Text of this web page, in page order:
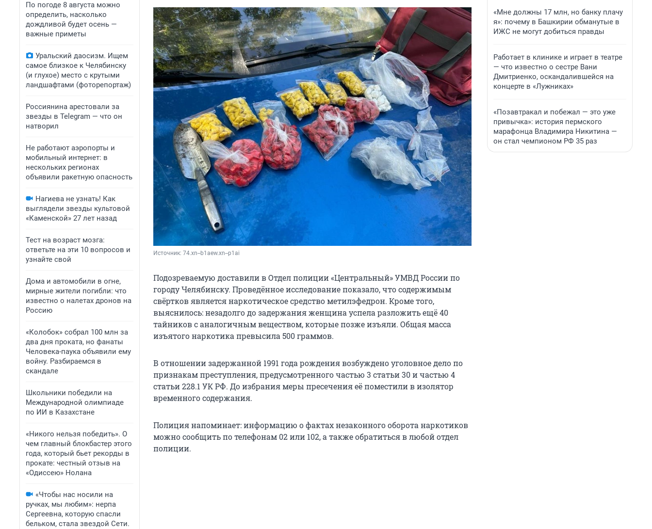
По погоде 8 августа можно
определить, насколько
дождливой будет осень —
важные приметы
Уральский даосизм. Ищем
самое близкое к Челябинску
(и глухое) место с крутыми
ландшафтами (фоторепортаж)
Россиянина арестовали за
звезды в Telegram — что он
натворил
Не работают аэропорты и
мобильный интернет: в
нескольких регионах
объявили ракетную опасность
Нагиева не узнать! Как
выглядели звезды культовой
«Каменской» 27 лет назад
Тест на возраст мозга:
ответьте на эти 10 вопросов и
узнайте свой
Дома и автомобили в огне,
мирные жители погибли: что
известно о налетах дронов на
Россию
«Колобок» собрал 100 млн за
два дня проката, но фанаты
Человека-паука объявили ему
войну. Разбираемся в
скандале
Школьники победили на
Международной олимпиаде
по ИИ в Казахстане
«Никого нельзя победить». О
чем главный блокбастер этого
года, который бьет рекорды в
прокате: честный отзыв на
«Одиссею» Нолана
«Чтобы нас носили на
ручках, мы любим»: нерпа
Сергеевна, которую спасли
бельком, стала звездой Сети.
Источник: 74.xn--b1aew.xn--p1ai
Подозреваемую доставили в Отдел полиции «Центральный» УМВД России по
городу Челябинску. Проведённое исследование показало, что содержимым
свёртков является наркотическое средство метилэфедрон. Кроме того,
выяснилось: незадолго до задержания женщина успела разложить ещё 40
тайников с аналогичным веществом, которые позже изъяли. Общая масса
изъятого наркотика превысила 500 граммов.
В отношении задержанной 1991 года рождения возбуждено уголовное дело по
признакам преступления, предусмотренного частью 3 статьи 30 и частью 4
статьи 228.1 УК РФ. До избрания меры пресечения её поместили в изолятор
временного содержания.
Полиция напоминает: информацию о фактах незаконного оборота наркотиков
можно сообщить по телефонам 02 или 102, а также обратиться в любой отдел
полиции.
«Мне должны 17 млн, но банку плачу
я»: почему в Башкирии обманутые в
ИЖС не могут добиться правды
Работает в клинике и играет в театре
— что известно о сестре Вани
Дмитриенко, оскандалившейся на
концерте в «Лужниках»
«Позавтракал и побежал — это уже
привычка»: история пермского
марафонца Владимира Никитина —
он стал чемпионом РФ 35 раз